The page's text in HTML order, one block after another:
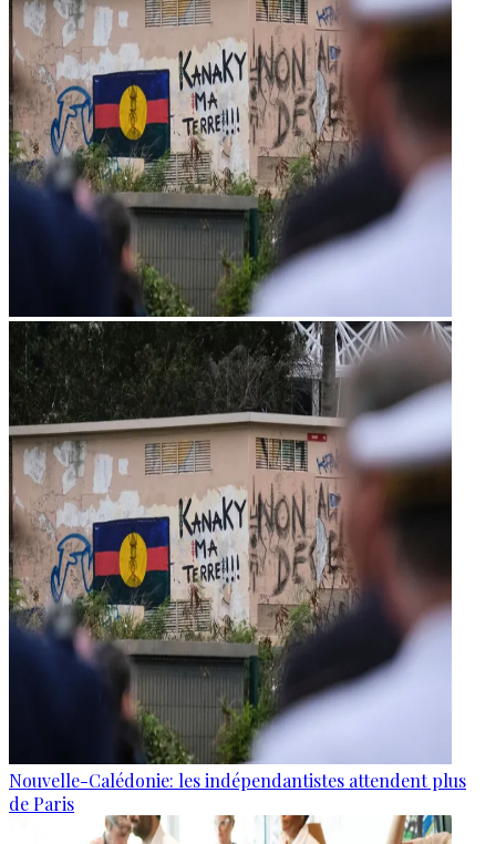
Nouvelle-Calédonie: les indépendantistes attendent plus
de Paris